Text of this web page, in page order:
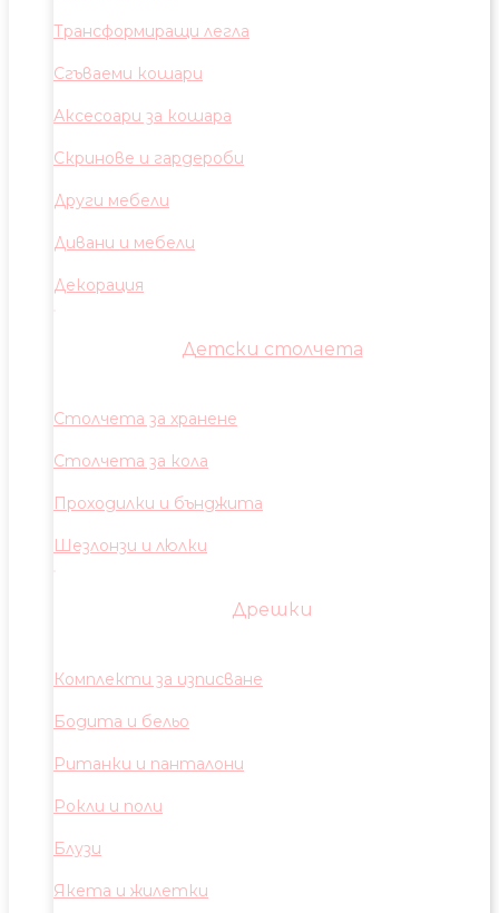
Трансформиращи легла
Сгъваеми кошари
Аксесоари за кошара
Скринове и гардероби
Други мебели
Дивани и мебели
Декорация
Детски столчета
Столчета за хранене
Столчета за кола
Проходилки и бънджита
Шезлонзи и люлки
Дрешки
Комплекти за изписване
Бодита и бельо
Ританки и панталони
Рокли и поли
Блузи
Якета и жилетки